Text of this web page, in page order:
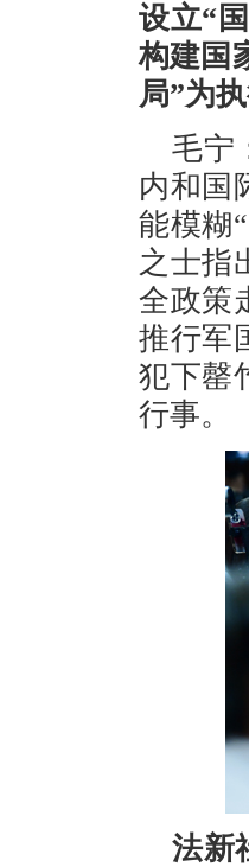
设立“
构建国
局”为
毛宁
内和国
能模糊
之士指
全政策
推行军
犯下罄
行事。
法新